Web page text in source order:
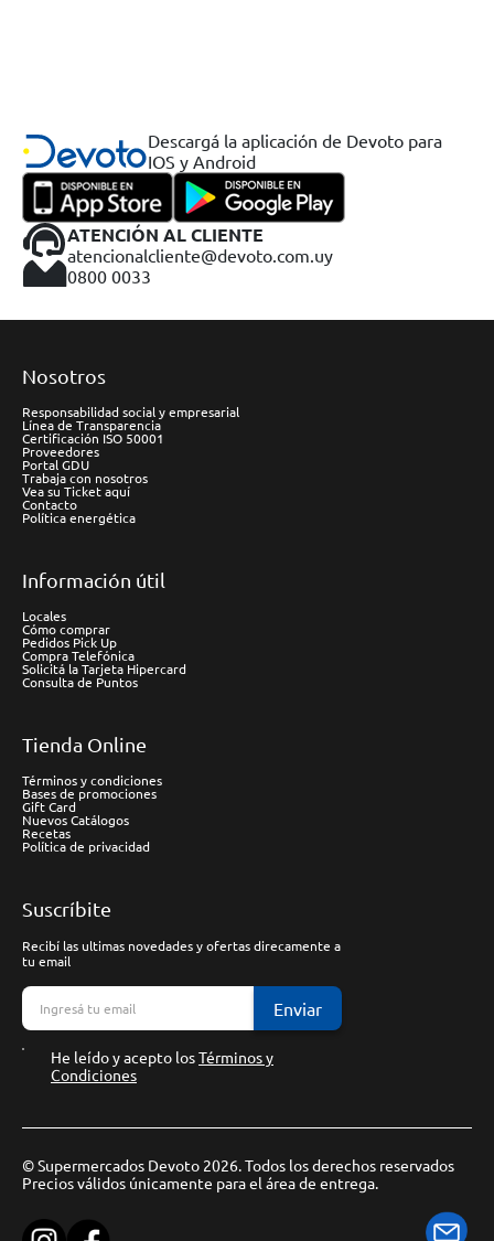
Descargá la aplicación de Devoto para
IOS y Android
ATENCIÓN AL CLIENTE
atencionalcliente@devoto.com.uy
0800 0033
Nosotros
Responsabilidad social y empresarial
Línea de Transparencia
Certificación ISO 50001
Proveedores
Portal GDU
Trabaja con nosotros
Vea su Ticket aquí
Contacto
Política energética
Información útil
Locales
Cómo comprar
Pedidos Pick Up
Compra Telefónica
Solicitá la Tarjeta Hipercard
Consulta de Puntos
Tienda Online
Términos y condiciones
Bases de promociones
Gift Card
Nuevos Catálogos
Recetas
Política de privacidad
Suscríbite
Recibí las ultimas novedades y ofertas direcamente a
tu email
Enviar
He leído y acepto losTérminos y
Condiciones
© Supermercados Devoto 2026. Todos los derechos reservados
Precios válidos únicamente para el área de entrega.